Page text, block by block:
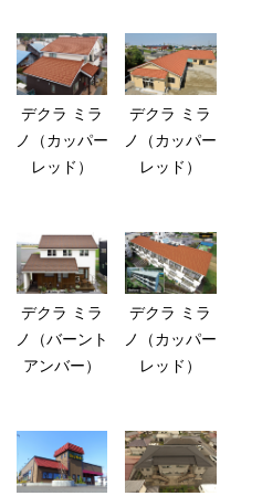
デクラ ミラ
ノ（カッパー
レッド）
デクラ ミラ
ノ（カッパー
レッド）
デクラ ミラ
ノ（バーント
アンバー）
デクラ ミラ
ノ（カッパー
レッド）